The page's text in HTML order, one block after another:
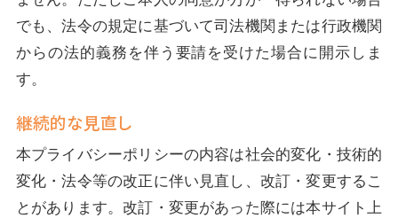
でも、法令の規定に基づいて司法機関または行政機関
からの法的義務を伴う要請を受けた場合に開示しま
す。
継続的な見直し
本プライバシーポリシーの内容は社会的変化・技術的
変化・法令等の改正に伴い見直し、改訂・変更するこ
とがあります。改訂・変更があった際には本サイト上